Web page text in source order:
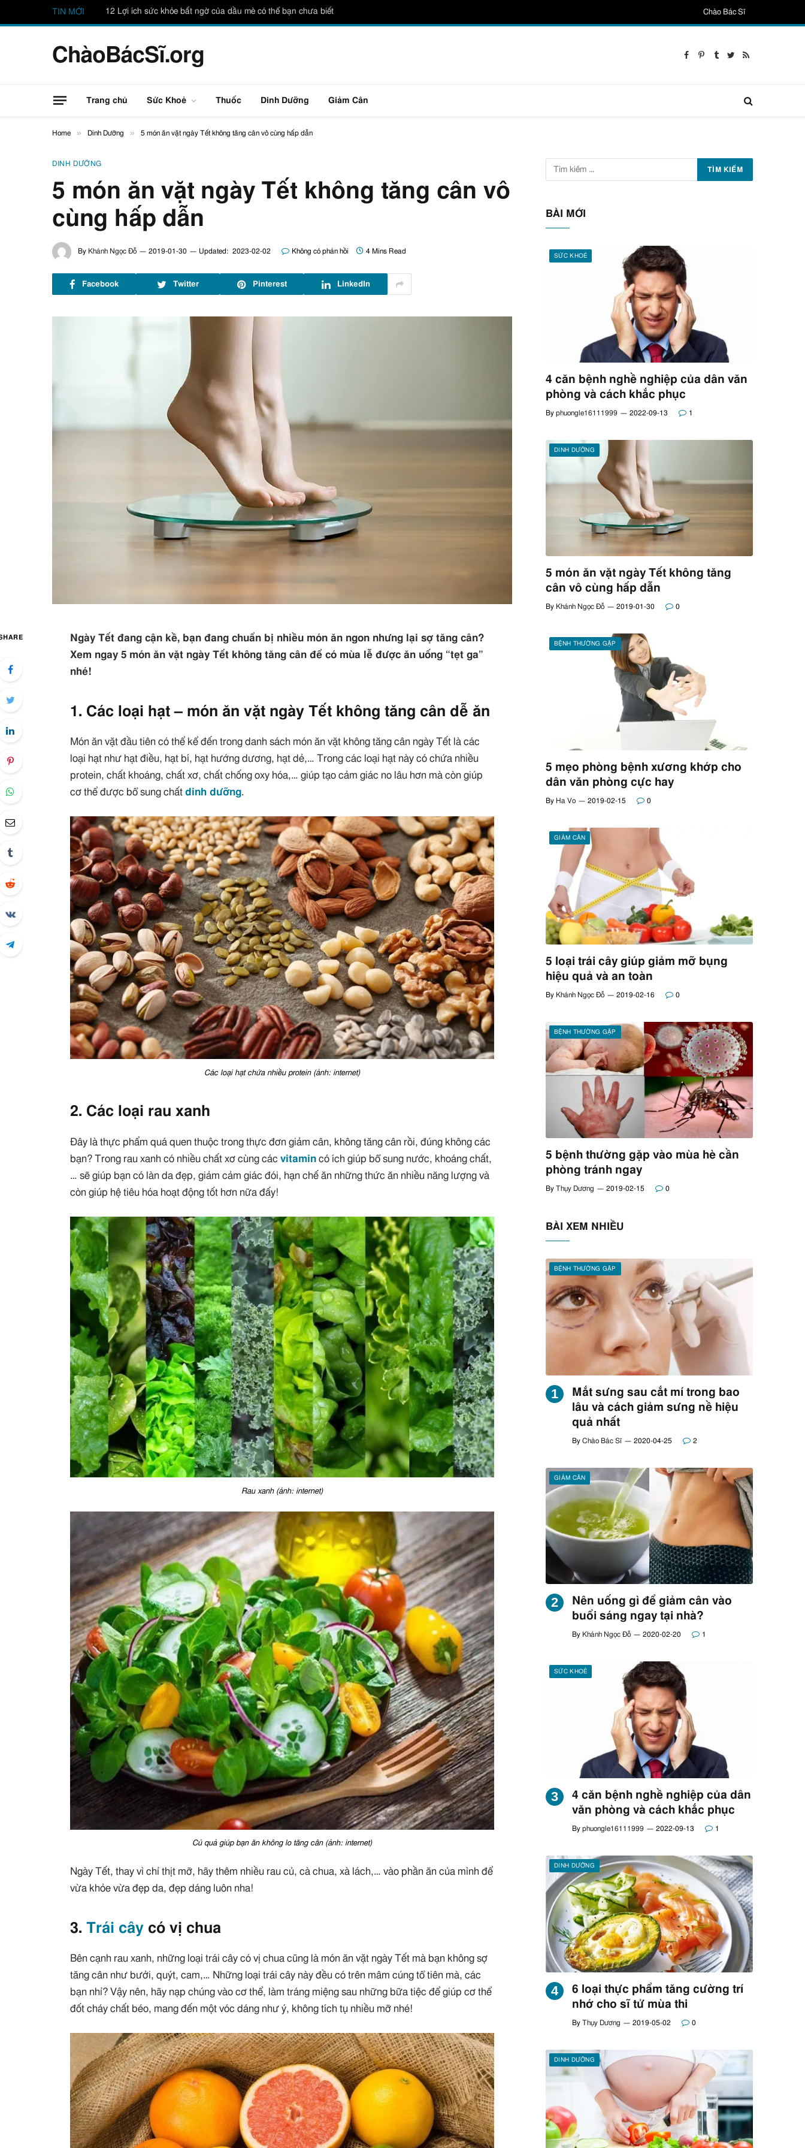
TIN MỚI 12 Lợi ích sức khỏe bất ngờ của dầu mè có thể bạn chưa biết Chào Bác Sĩ
ChàoBácSĩ.org Facebook
Pinterest
TumblrTwitterRSS
Trang chủ Sức Khoẻ Thuốc Dinh Dưỡng Giảm Cân
Home » Dinh Dưỡng » 5 món ăn vặt ngày Tết không tăng cân vô cùng hấp dẫn
DINH DƯỠNG
5 món ăn vặt ngày Tết không tăng cân vô
cùng hấp dẫn
By Khánh Ngọc Đỗ 2019-01-30 Updated: 2023-02-02 Không có phản hồi 4 Mins Read
Facebook Twitter Pinterest LinkedIn
Ngày Tết đang cận kề, bạn đang chuẩn bị nhiều món ăn ngon nhưng lại sợ tăng cân?
Xem ngay 5 món ăn vặt ngày Tết không tăng cân để có mùa lễ được ăn uống “tẹt ga”
nhé!
1. Các loại hạt – món ăn vặt ngày Tết không tăng cân dễ ăn
Món ăn vặt đầu tiên có thể kể đến trong danh sách món ăn vặt không tăng cân ngày Tết là các
loại hạt như hạt điều, hạt bí, hạt hướng dương, hạt dẻ,… Trong các loại hạt này có chứa nhiều
protein, chất khoáng, chất xơ, chất chống oxy hóa,… giúp tạo cảm giác no lâu hơn mà còn giúp
cơ thể được bổ sung chấtdinh dưỡng.
Các loại hạt chứa nhiều protein (ảnh: internet)
2. Các loại rau xanh
Đây là thực phẩm quá quen thuộc trong thực đơn giảm cân, không tăng cân rồi, đúng không các
bạn? Trong rau xanh có nhiều chất xơ cùng cácvitamin có ích giúp bổ sung nước, khoáng chất,
… sẽ giúp bạn có làn da đẹp, giảm cảm giác đói, hạn chế ăn những thức ăn nhiều năng lượng và
còn giúp hệ tiêu hóa hoạt động tốt hơn nữa đấy!
Rau xanh (ảnh: internet)
Củ quả giúp bạn ăn không lo tăng cân (ảnh: internet)
Ngày Tết, thay vì chỉ thịt mỡ, hãy thêm nhiều rau củ, cà chua, xà lách,… vào phần ăn của mình để
vừa khỏe vừa đẹp da, đẹp dáng luôn nha!
3.Trái cây có vị chua
Bên cạnh rau xanh, những loại trái cây có vị chua cũng là món ăn vặt ngày Tết mà bạn không sợ
tăng cân như bưởi, quýt, cam,… Những loại trái cây này đều có trên mâm cúng tổ tiên mà, các
bạn nhỉ? Vậy nên, hãy nạp chúng vào cơ thể, làm tráng miệng sau những bữa tiệc để giúp cơ thể
đốt cháy chất béo, mang đến một vóc dáng như ý, không tích tụ nhiều mỡ nhé!
BÀI MỚI
SỨC KHOẺ
4 căn bệnh nghề nghiệp của dân văn
phòng và cách khắc phục
By phuongle16111999 2022-09-13 1
DINH DƯỠNG
5 món ăn vặt ngày Tết không tăng
cân vô cùng hấp dẫn
By Khánh Ngọc Đỗ 2019-01-30 0
BỆNH THƯỜNG GẶP
5 mẹo phòng bệnh xương khớp cho
dân văn phòng cực hay
By Ha Vo 2019-02-15 0
GIẢM CÂN
5 loại trái cây giúp giảm mỡ bụng
hiệu quả và an toàn
By Khánh Ngọc Đỗ 2019-02-16 0
BỆNH THƯỜNG GẶP
5 bệnh thường gặp vào mùa hè cần
phòng tránh ngay
By Thụy Dương 2019-02-15 0
BÀI XEM NHIỀU
BỆNH THƯỜNG GẶP
Mắt sưng sau cắt mí trong bao
lâu và cách giảm sưng nề hiệu
quả nhất
By Chào Bác Sĩ 2020-04-25 2
GIẢM CÂN
Nên uống gì để giảm cân vào
buổi sáng ngay tại nhà?
By Khánh Ngọc Đỗ 2020-02-20 1
SỨC KHOẺ
4 căn bệnh nghề nghiệp của dân
văn phòng và cách khắc phục
By phuongle16111999 2022-09-13 1
DINH DƯỠNG
6 loại thực phẩm tăng cường trí
nhớ cho sĩ tử mùa thi
By Thụy Dương 2019-05-02 0
DINH DƯỠNG